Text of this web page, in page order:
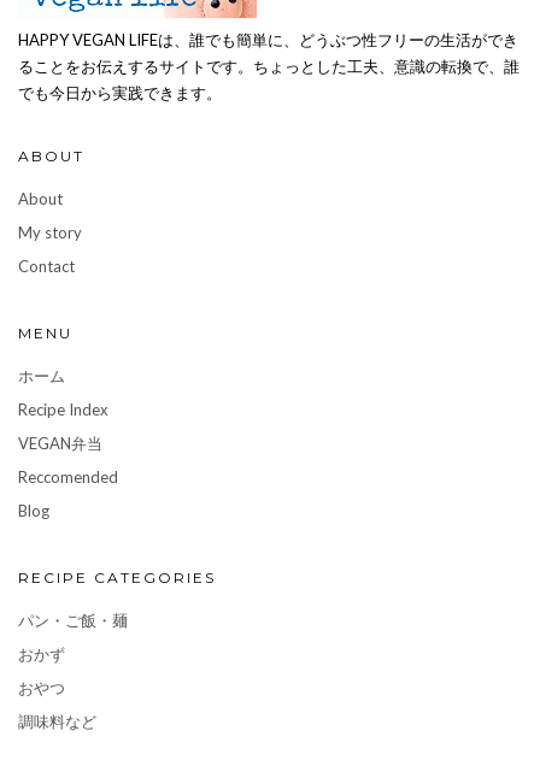
HAPPY VEGAN LIFEは、誰でも簡単に、どうぶつ性フリーの生活ができ
ることをお伝えするサイトです。ちょっとした工夫、意識の転換で、誰
でも今日から実践できます。
ABOUT
About
My story
Contact
MENU
ホーム
Recipe Index
VEGAN弁当
Reccomended
Blog
RECIPE CATEGORIES
パン・ご飯・麺
おかず
おやつ
調味料など